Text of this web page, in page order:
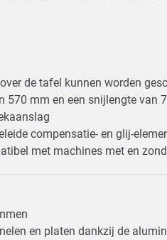
de tafel kunnen worden
570 mm en een snijlengte van
compensatie- en glij-
met machines met en
en platen dankzij de